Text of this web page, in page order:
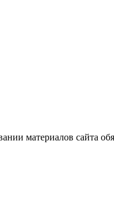
материалов сайта